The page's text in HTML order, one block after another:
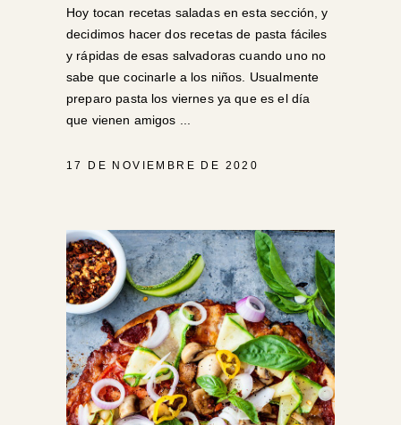
Hoy tocan recetas saladas en esta sección, y
decidimos hacer dos recetas de pasta fáciles
y rápidas de esas salvadoras cuando uno no
sabe que cocinarle a los niños. Usualmente
preparo pasta los viernes ya que es el día
que vienen amigos
17 DE NOVIEMBRE DE 2020